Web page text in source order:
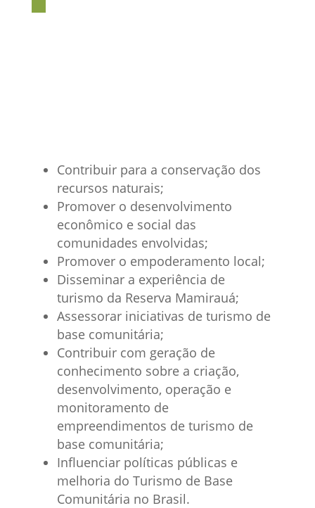
Contribuir para a conservação dos
recursos naturais;
Promover o desenvolvimento
econômico e social das
comunidades envolvidas;
Promover o empoderamento local;
Disseminar a experiência de
turismo da Reserva Mamirauá;
Assessorar iniciativas de turismo de
base comunitária;
Contribuir com geração de
conhecimento sobre a criação,
desenvolvimento, operação e
monitoramento de
empreendimentos de turismo de
base comunitária;
Influenciar polí­ticas públicas e
melhoria do Turismo de Base
Comunitária no Brasil.